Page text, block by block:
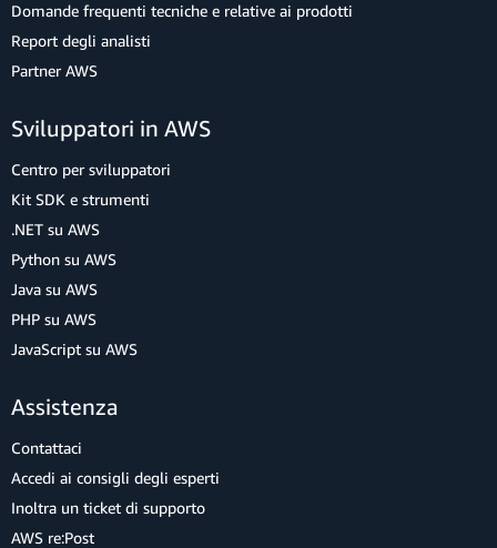
Domande frequenti tecniche e relative ai prodotti
Report degli analisti
Partner AWS
Sviluppatori in AWS
Centro per sviluppatori
Kit SDK e strumenti
.NET su AWS
Python su AWS
Java su AWS
PHP su AWS
JavaScript su AWS
Assistenza
Contattaci
Accedi ai consigli degli esperti
Inoltra un ticket di supporto
AWS re:Post